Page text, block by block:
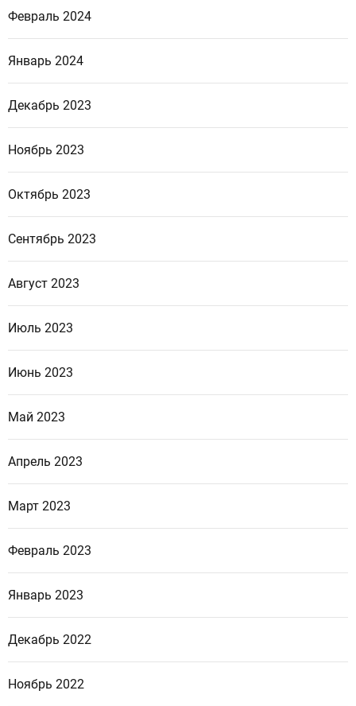
Февраль 2024
Январь 2024
Декабрь 2023
Ноябрь 2023
Октябрь 2023
Сентябрь 2023
Август 2023
Июль 2023
Июнь 2023
Май 2023
Апрель 2023
Март 2023
Февраль 2023
Январь 2023
Декабрь 2022
Ноябрь 2022